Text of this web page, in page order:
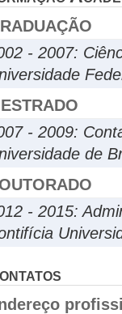
- 2007:
- 2009:
de
- 2015: